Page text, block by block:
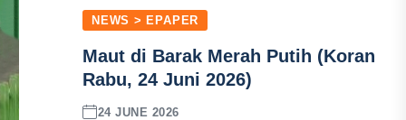
NEWS > EPAPER
Maut di Barak Merah Putih (Koran
Rabu, 24 Juni 2026)
24 JUNE 2026